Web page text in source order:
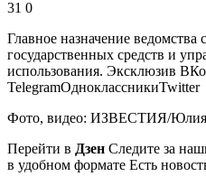
31 0
Главное назначение ведомства
государственных средств и
использования. Эксклюзив
TelegramОдноклассникиTwitter
Фото, видео: ИЗВЕСТИЯ/Юлия
Перейти в Дзен Следите за
в удобном формате Есть